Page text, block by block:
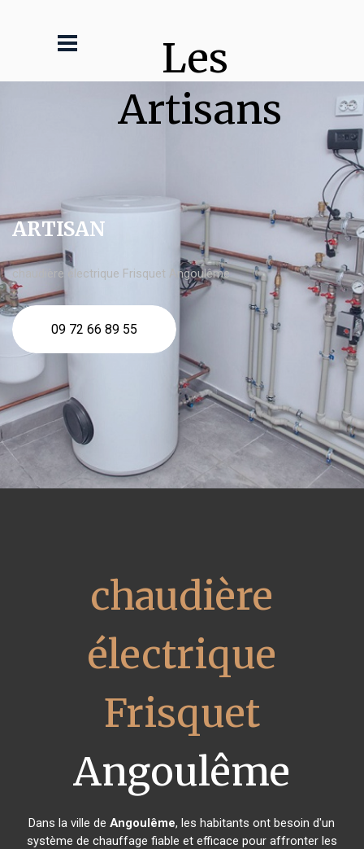
Les
Artisans
ARTISAN
chaudière électrique Frisquet Angoulême
09 72 66 89 55
chaudière
électrique
Frisquet
Angoulême
Dans la ville deAngoulême, les habitants ont besoin d'un
système de chauffage fiable et efficace pour affronter les